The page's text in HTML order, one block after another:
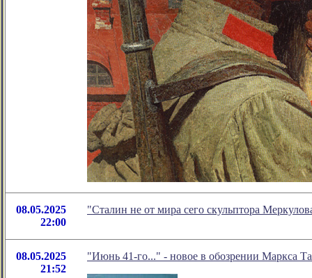
08.05.2025
22:00
"Сталин не от мира сего скульптора
08.05.2025
21:52
"Июнь 41-го..." - новое в обозрении Маркса